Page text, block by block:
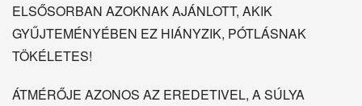
ELSŐSORBAN AZOKNAK AJÁNLOTT, AKIK
GYŰJTEMÉNYÉBEN EZ HIÁNYZIK, PÓTLÁSNAK
TÖKÉLETES!
ÁTMÉRŐJE AZONOS AZ EREDETIVEL, A SÚLYA